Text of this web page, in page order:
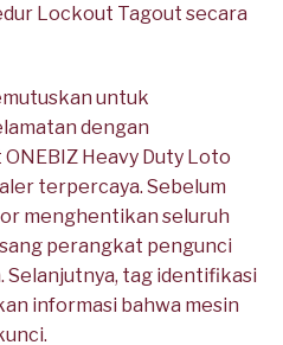
Lockout Tagout secara
untuk
dengan
Heavy Duty Loto
terpercaya. Sebelum
menghentikan seluruh
perangkat pengunci
Selanjutnya, tag identifikasi
informasi bahwa mesin